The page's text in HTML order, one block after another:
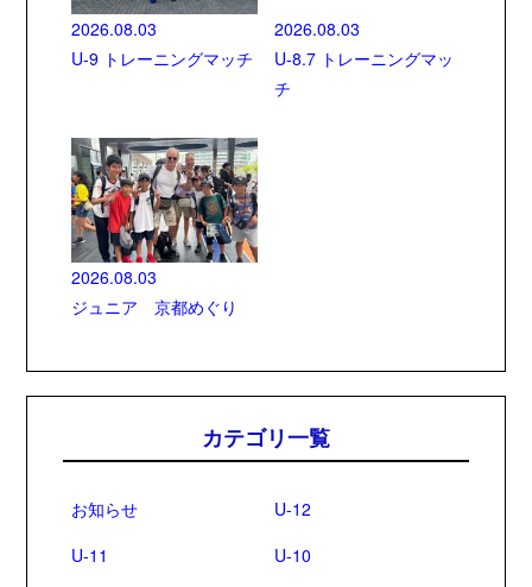
2026.08.03
U-9 トレーニングマッチ
2026.08.03
U-8.7 トレーニングマッ
チ
2026.08.03
ジュニア 京都めぐり
カテゴリ一覧
お知らせ
U-12
U-11
U-10